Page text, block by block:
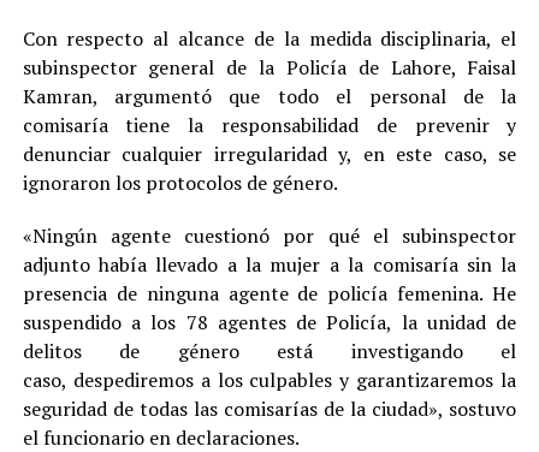
Con respecto al alcance de la medida disciplinaria, el
subinspector general de la Policía de Lahore, Faisal
Kamran, argumentó que todo el personal de la
comisaría tiene la responsabilidad de prevenir y
denunciar cualquier irregularidad y, en este caso, se
ignoraron los protocolos de género.
«Ningún agente cuestionó por qué el subinspector
adjunto había llevado a la mujer a la comisaría sin la
presencia de ninguna agente de policía femenina. He
suspendido a los 78 agentes de Policía, la unidad de
delitos de género está investigando el
caso, despediremos a los culpables y garantizaremos la
seguridad de todas las comisarías de la ciudad», sostuvo
el funcionario en declaraciones.